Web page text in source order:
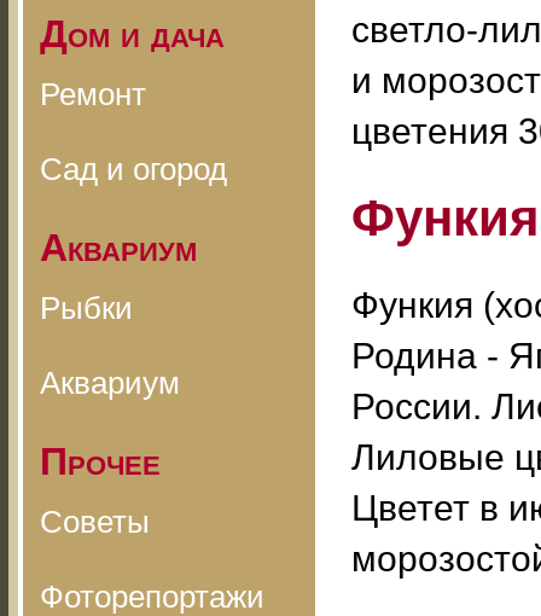
Дом и дача
Ремонт
Сад и огород
Аквариум
Рыбки
Аквариум
Прочее
Советы
Фоторепортажи
cветло-
и
цветения
Функия
Родина -
России.
Лиловые
Цветет в